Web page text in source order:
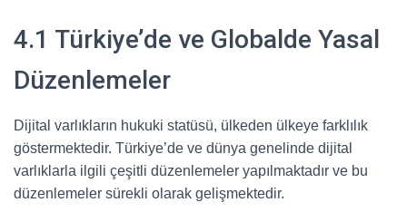
4.1 Türkiye’de ve Globalde Yasal
Düzenlemeler
Dijital varlıkların hukuki statüsü, ülkeden ülkeye farklılık
göstermektedir. Türkiye’de ve dünya genelinde dijital
varlıklarla ilgili çeşitli düzenlemeler yapılmaktadır ve bu
düzenlemeler sürekli olarak gelişmektedir.